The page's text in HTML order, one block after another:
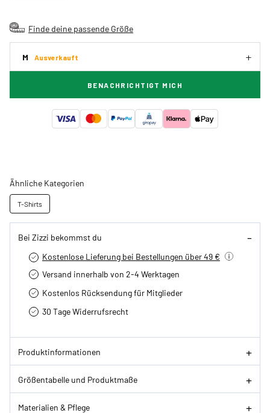
Finde deine passende Größe
M Ausverkauft
BENACHRICHTIGT MICH
Ähnliche Kategorien
T-Shirts
Bei Zizzi bekommst du
Kostenlose Lieferung bei Bestellungen über 49 €
Versand innerhalb von 2-4 Werktagen
Kostenlos Rücksendung für Mitglieder
30 Tage Widerrufsrecht
Produktinformationen
Größentabelle und Produktmaße
Materialien & Pflege